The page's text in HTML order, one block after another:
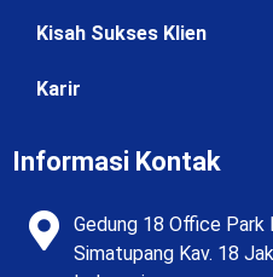
Kisah Sukses Klien
Karir
Informasi Kontak
Gedung 18 Office Park
Simatupang Kav. 18